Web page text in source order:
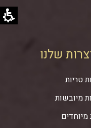
שלנו
טריות
מיובשות
מיוחדים